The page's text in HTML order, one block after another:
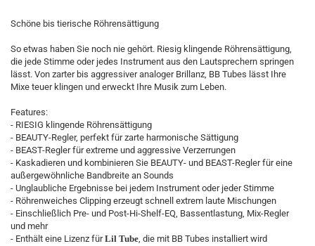
Schöne bis tierische Röhrensättigung
So etwas haben Sie noch nie gehört. Riesig klingende Röhrensättigung,
die jede Stimme oder jedes Instrument aus den Lautsprechern springen
lässt. Von zarter bis aggressiver analoger Brillanz, BB Tubes lässt Ihre
Mixe teuer klingen und erweckt Ihre Musik zum Leben.
Features:
- RIESIG klingende Röhrensättigung
- BEAUTY-Regler, perfekt für zarte harmonische Sättigung
- BEAST-Regler für extreme und aggressive Verzerrungen
- Kaskadieren und kombinieren Sie BEAUTY- und BEAST-Regler für eine
außergewöhnliche Bandbreite an Sounds
- Unglaubliche Ergebnisse bei jedem Instrument oder jeder Stimme
- Röhrenweiches Clipping erzeugt schnell extrem laute Mischungen
- Einschließlich Pre- und Post-Hi-Shelf-EQ, Bassentlastung, Mix-Regler
und mehr
- Enthält eine Lizenz fürLil Tube, die mit BB Tubes installiert wird